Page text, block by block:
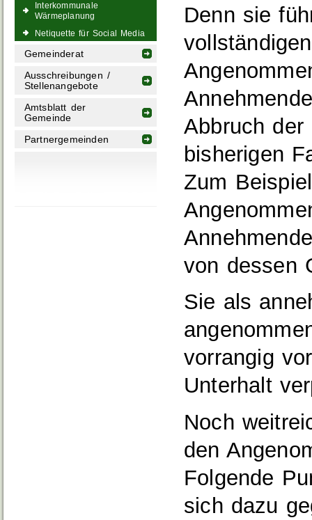
Interkommunale
Wärmeplanung
Netiquette für Social Media
Gemeinderat
Ausschreibungen /
Stellenangebote
Amtsblatt der
Gemeinde
Partnergemeinden
Denn sie
Abbruch der
bisherigen
Zum
von dessen
Sie als
vorrangig
Unterhalt
Noch
den
Folgende
sich dazu